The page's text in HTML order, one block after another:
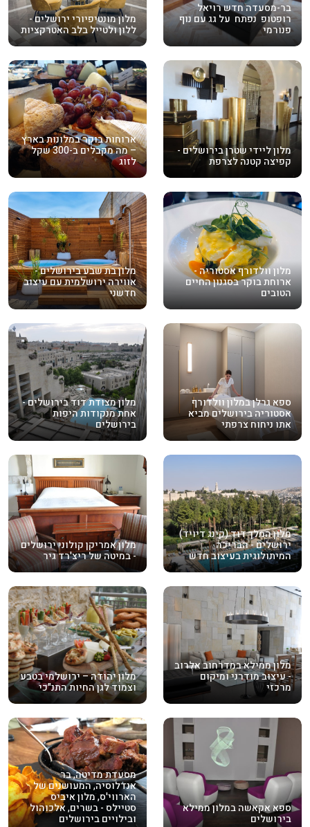
בר-מסעדה חדש רויאל
רופטופ נפתח על גג עם נוף
פנורמי
מלון מונטיפיורי ירושלים -
ללון ולטייל בלב האטרקציות
מלון ליידי שטרן בירושלים -
קפיצה קטנה לצרפת
ארוחות בוקר במלונות בארץ
– מה מקבלים ב-300 שקל
לזוג
מלון וולדורף אסטוריה -
ארוחת בוקר בסגנון החיים
הטובים
מלון בת שבע בירושלים -
אווירה ירושלמית עם עיצוב
חדשני
ספא גרלן במלון וולדורף
אסטוריה בירושלים מביא
אתו ניחוח צרפתי
מלון מצודת דוד בירושלים -
אחת מנקודות היפות
בירושלים
מלון המלך דוד (קינג דיויד)
ירושלים - הבריכה
המיתולוגית בעיצוב חדש
מלון אמריקן קולוני ירושלים
- במיטה של ריצ'רד גיר
מלון ממילא במדרחוב אלרוב
- עיצוב מודרני ומיקום
מרכזי
מלון יהודה – ירושלמי בטבע
וצמוד לגן החיות התנ"כי
ספא אקאשה במלון ממילא
בירושלים
מסעדת מדיטה, בר
אנדלוסיה, המעושנים של
הארווי'ס, מלון איביס
סטיילס - בשרים, אלכוהול
ובילויים בירושלים